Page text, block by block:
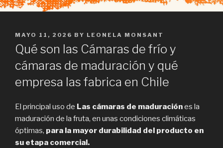
POSTED
ON
MAYO 11, 2026 BY LEONELA MONSANT
Qué son las Cámaras de frío y
cámaras de maduración y qué
empresa las fabrica en Chile
El principal uso de Las cámaras de maduraciónes la
maduración de la fruta, en unas condiciones climáticas
óptimas, para la mayor durabilidad del producto en
su etapa comercial.